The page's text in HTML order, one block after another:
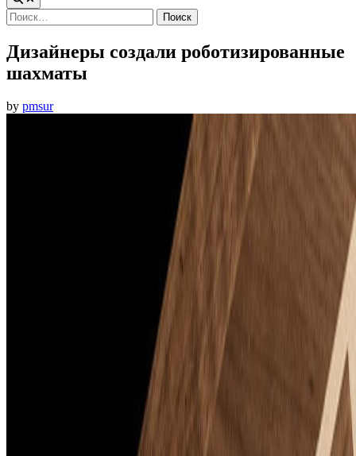
Найти:
Дизайнеры создали роботизированные
шахматы
by pmsur